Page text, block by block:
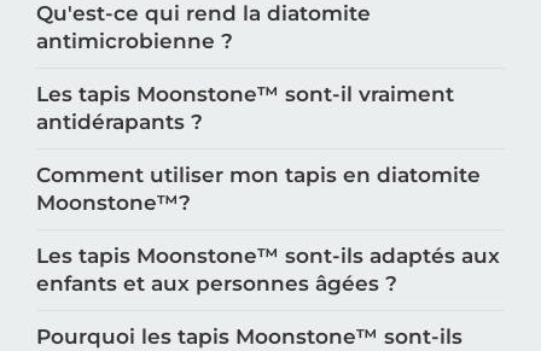
Qu'est-ce qui rend la diatomite
antimicrobienne ?
Les tapis Moonstone™️ sont-il vraiment
antidérapants ?
Comment utiliser mon tapis en diatomite
Moonstone™️?
Les tapis Moonstone™️ sont-ils adaptés aux
enfants et aux personnes âgées ?
Pourquoi les tapis Moonstone™️ sont-ils